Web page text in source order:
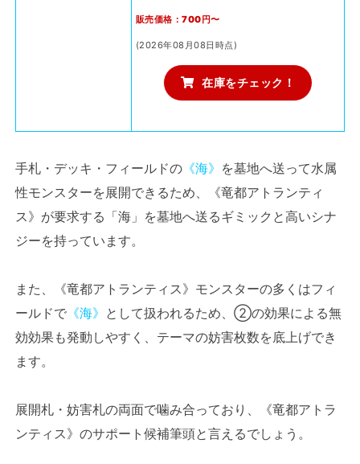
販売価格：700円〜
(2026年08月08日時点)
在庫をチェック！
手札・デッキ・フィールドの 《海》 を墓地へ送って水属
性モンスターを展開できるため、《竜都アトランティ
ス》が要求する「海」を墓地へ送るギミックと高いシナ
ジーを持っています。
また、《竜都アトランティス》モンスターの多くはフィ
ールドで 《海》 として扱われるため、②の効果による無
効効果も発動しやすく、テーマの妨害枚数を底上げでき
ます。
展開札・妨害札の両面で噛み合っており、《竜都アトラ
ンティス》のサポート候補筆頭と言えるでしょう。